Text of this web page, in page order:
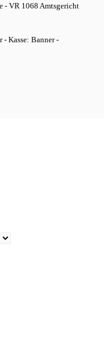
- VR 1068 Amtsgericht
- Kasse: Banner -